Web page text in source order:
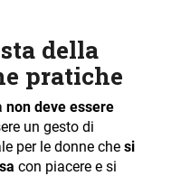
della
pratiche
non deve essere
un gesto di
per le donne che si
con piacere e si